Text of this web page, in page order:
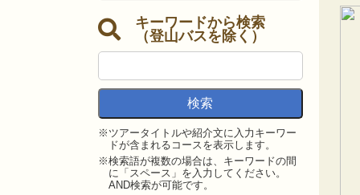
キーワードから検索
（登山バスを除く）
※ツアータイトルや紹介文に入力キーワー
ドが含まれるコースを表示します。
※検索語が複数の場合は、キーワードの間
に「スペース」を入力してください。
AND検索が可能です。